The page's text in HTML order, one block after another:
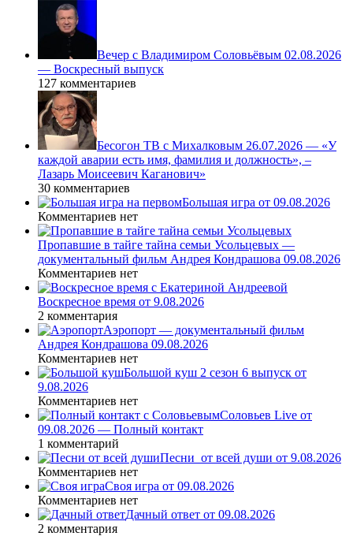
Вечер с Владимиром Соловьёвым 02.08.2026
— Воскресный выпуск
127 комментариев
Бесогон ТВ с Михалковым 26.07.2026 — «У
каждой аварии есть имя, фамилия и должность», –
Лазарь Моисеевич Каганович»
30 комментариев
Большая игра от 09.08.2026
Комментариев нет
Пропавшие в тайге тайна семьи Усольцевых —
документальный фильм Андрея Кондрашова 09.08.2026
Комментариев нет
Воскресное время от 9.08.2026
2 комментария
Аэропорт — документальный фильм
Андрея Кондрашова 09.08.2026
Комментариев нет
Большой куш 2 сезон 6 выпуск от
9.08.2026
Комментариев нет
Соловьев Live от
09.08.2026 — Полный контакт
1 комментарий
Песни_от всей души от 9.08.2026
Комментариев нет
Своя игра от 09.08.2026
Комментариев нет
Дачный ответ от 09.08.2026
2 комментария